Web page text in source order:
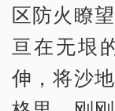
区防火瞭
亘在无垠
伸，将沙